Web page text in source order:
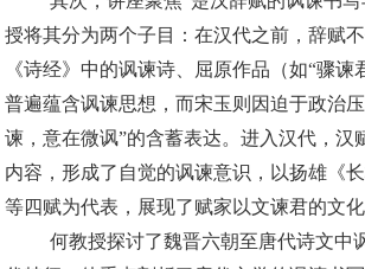
授将其分为两个子目：在汉代之前，辞赋
《诗经》中的讽谏诗、屈原作品（如“骤谏
普遍蕴含讽谏思想，而宋玉则因迫于政治
谏，意在微讽”的含蓄表达。进入汉代，汉
内容，形成了自觉的讽谏意识，以扬雄《
等四赋为代表，展现了赋家以文谏君的文化
何教授探讨了魏晋六朝至唐代诗文中